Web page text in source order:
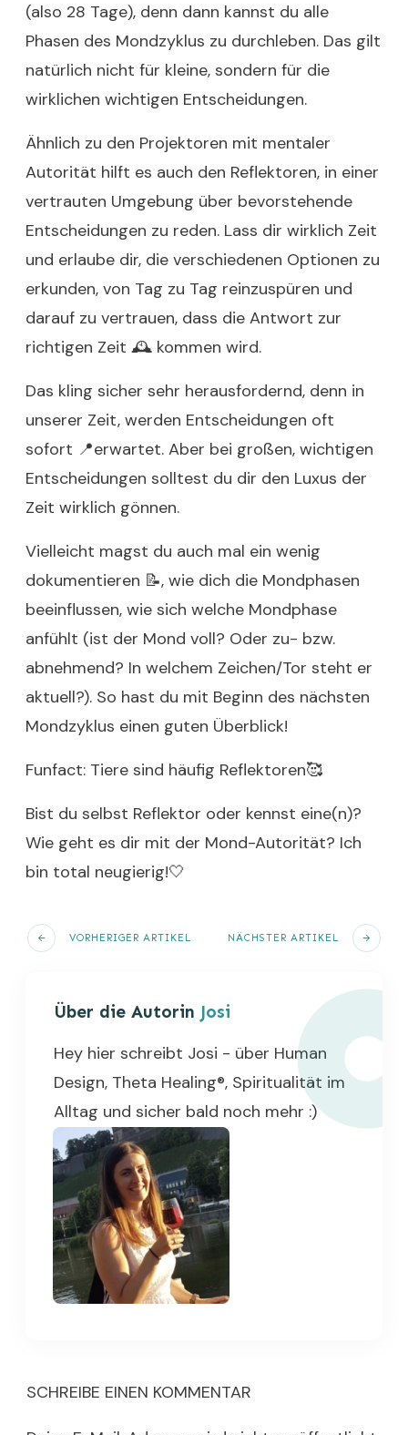
(also 28 Tage), denn dann kannst du alle
Phasen des Mondzyklus zu durchleben. Das gilt
natürlich nicht für kleine, sondern für die
wirklichen wichtigen Entscheidungen.
Ähnlich zu den Projektoren mit mentaler
Autorität hilft es auch den Reflektoren, in einer
vertrauten Umgebung über bevorstehende
Entscheidungen zu reden. Lass dir wirklich Zeit
und erlaube dir, die verschiedenen Optionen zu
erkunden, von Tag zu Tag reinzuspüren und
darauf zu vertrauen, dass die Antwort zur
richtigen Zeit 🕰 kommen wird.
Das kling sicher sehr herausfordernd, denn in
unserer Zeit, werden Entscheidungen oft
sofort 📍erwartet. Aber bei großen, wichtigen
Entscheidungen solltest du dir den Luxus der
Zeit wirklich gönnen.
Vielleicht magst du auch mal ein wenig
dokumentieren 📝, wie dich die Mondphasen
beeinflussen, wie sich welche Mondphase
anfühlt (ist der Mond voll? Oder zu- bzw.
abnehmend? In welchem Zeichen/Tor steht er
aktuell?). So hast du mit Beginn des nächsten
Mondzyklus einen guten Überblick!
Funfact: Tiere sind häufig Reflektoren🥰
Bist du selbst Reflektor oder kennst eine(n)?
Wie geht es dir mit der Mond-Autorität? Ich
bin total neugierig!🤍
VORHERIGER ARTIKEL NÄCHSTER ARTIKEL
Über die Autorin Josi
Hey hier schreibt Josi - über Human
Design, Theta Healing®, Spiritualität im
Alltag und sicher bald noch mehr :)
SCHREIBE EINEN KOMMENTAR